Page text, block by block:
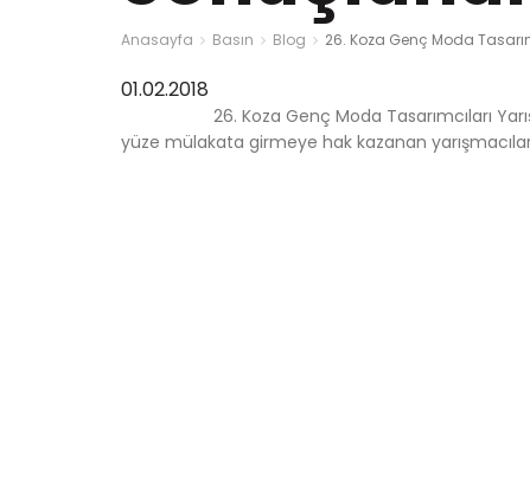
Anasayfa Basın Blog 26. Koza Genç Moda
01.02.2018
26. Koza Genç Moda Tasarımcıları
yüze mülakata girmeye hak kazanan